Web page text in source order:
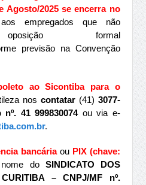
Agosto/2025 se encerra no
empregados que não
oposição formal
previsão na Convenção
ao Sicontiba para o
nos contatar(41) 3077-
nº. 41 999830074ou via e-
.
bancáriaou PIX (chave:
do SINDICATO DOS
– CNPJ/MF nº.